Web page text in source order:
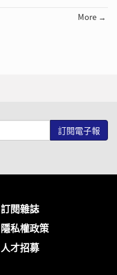
More →
訂閱雜誌
隱私權政策
人才招募